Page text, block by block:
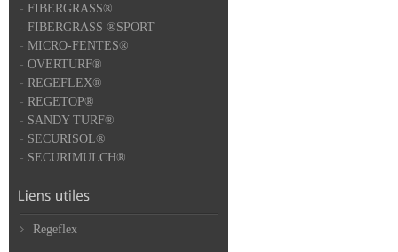
- FIBERGRASS®
- FIBERGRASS ®SPORT
- MICRO-FENTES®
- OVERTURF®
- REGEFLEX®
- REGETOP®
- SANDY TURF®
- SECURISOL®
- SECURIMULCH®
Regeflex